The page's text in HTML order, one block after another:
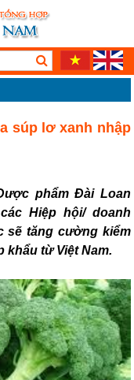
súp lơ xanh nhập
phẩm Đài Loan
Hiệp hội/ doanh
sẽ tăng cường kiểm
khẩu từ Việt Nam.